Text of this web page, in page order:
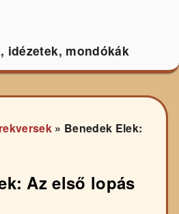
idézetek, mondókák
» Benedek Elek:
Az első lopás